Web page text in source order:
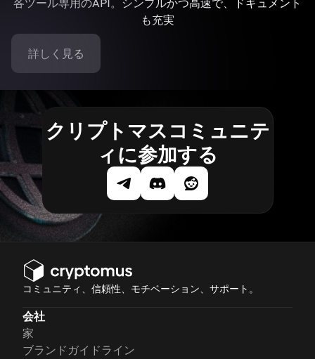
各ツール専用のAPI。シンプルかつ高速で、ドキュメント
も充実
詳しく見る
クリプトマスコミュニテ
ィに参加する
コミュニティ、信頼性、モチベーション、サポート。
会社
家
ブランドガイドライン